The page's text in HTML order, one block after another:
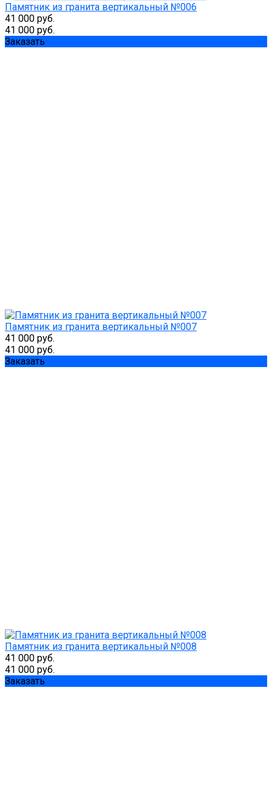
Памятник из гранита вертикальный №006
41 000 руб.
41 000 руб.
Заказать
Памятник из гранита вертикальный №007
41 000 руб.
41 000 руб.
Заказать
Памятник из гранита вертикальный №008
41 000 руб.
41 000 руб.
Заказать